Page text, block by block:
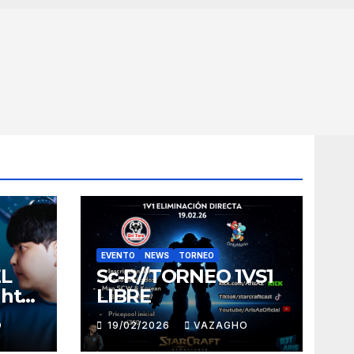
EVENTO NEWS TORNEO
Sc-R//TORNEO 1VS1
LIBRE
19/02/2026 VAZAGHO